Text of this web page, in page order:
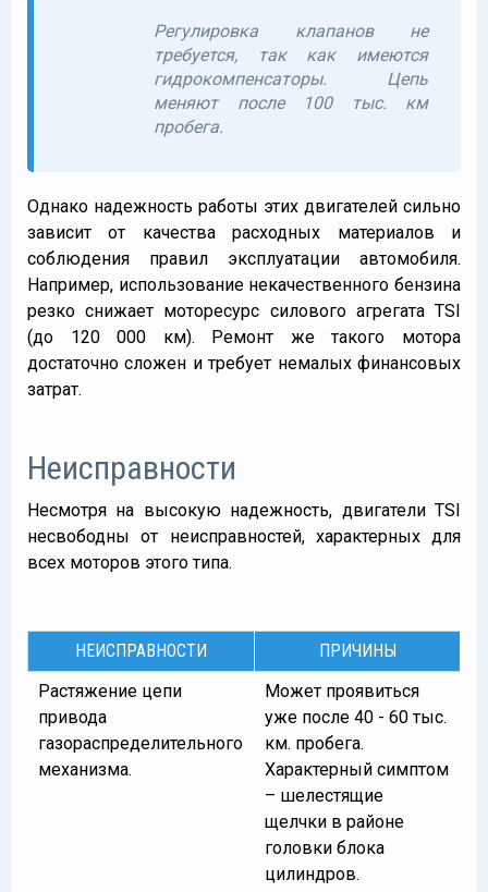
Регулировка клапанов не
требуется, так как имеются
гидрокомпенсаторы. Цепь
меняют после 100 тыс. км
пробега.
Однако надежность работы этих двигателей сильно
зависит от качества расходных материалов и
соблюдения правил эксплуатации автомобиля.
Например, использование некачественного бензина
резко снижает моторесурс силового агрегата TSI
(до 120 000 км). Ремонт же такого мотора
достаточно сложен и требует немалых финансовых
затрат.
Неисправности
Несмотря на высокую надежность, двигатели TSI
несвободны от неисправностей, характерных для
всех моторов этого типа.
НЕИСПРАВНОСТИ
ПРИЧИНЫ
Растяжение цепи
привода
газораспределительного
механизма.
Может проявиться
уже после 40 - 60 тыс.
км. пробега.
Характерный симптом
– шелестящие
щелчки в районе
головки блока
цилиндров.